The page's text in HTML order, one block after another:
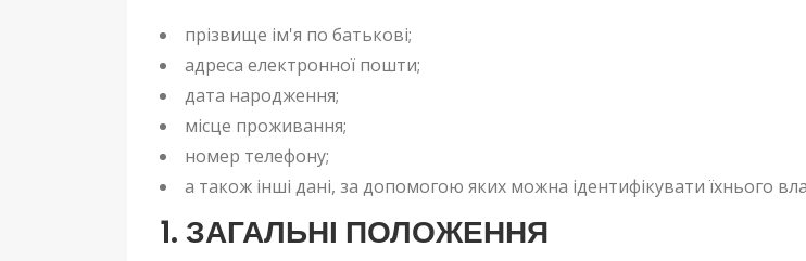
прізвище ім'я по батькові;
адреса електронної пошти;
дата народження;
місце проживання;
номер телефону;
а також інші дані, за допомогою яких можна ідентифікувати їхнього
1. ЗАГАЛЬНІ ПОЛОЖЕННЯ